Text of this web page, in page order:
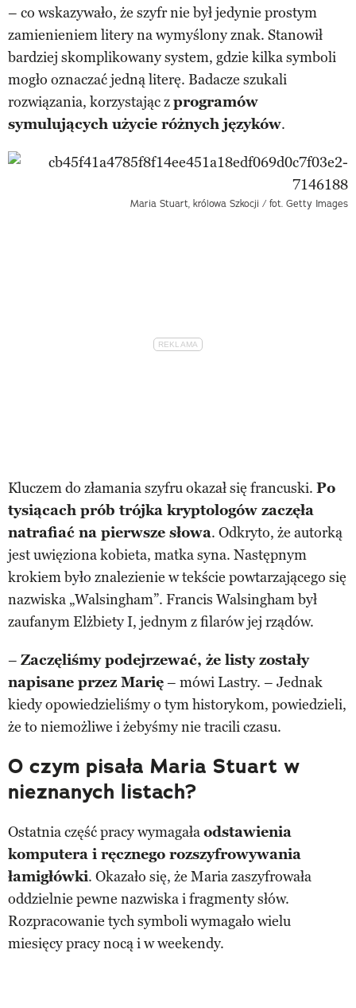
– co wskazywało, że szyfr nie był jedynie prostym
zamienieniem litery na wymyślony znak. Stanowił
bardziej skomplikowany system, gdzie kilka symboli
mogło oznaczać jedną literę. Badacze szukali
rozwiązania, korzystając zprogramów
symulujących użycie różnych języków.
Maria Stuart, królowa Szkocji / fot. Getty Images
Kluczem do złamania szyfru okazał się francuski. Po
tysiącach prób trójka kryptologów zaczęła
natrafiać na pierwsze słowa. Odkryto, że autorką
jest uwięziona kobieta, matka syna. Następnym
krokiem było znalezienie w tekście powtarzającego się
nazwiska „Walsingham”. Francis Walsingham był
zaufanym Elżbiety I, jednym z filarów jej rządów.
– Zaczęliśmy podejrzewać, że listy zostały
napisane przez Marię– mówi Lastry. – Jednak
kiedy opowiedzieliśmy o tym historykom, powiedzieli,
że to niemożliwe i żebyśmy nie tracili czasu.
O czym pisała Maria Stuart w
nieznanych listach?
Ostatnia część pracy wymagałaodstawienia
komputera i ręcznego rozszyfrowywania
łamigłówki. Okazało się, że Maria zaszyfrowała
oddzielnie pewne nazwiska i fragmenty słów.
Rozpracowanie tych symboli wymagało wielu
miesięcy pracy nocą i w weekendy.